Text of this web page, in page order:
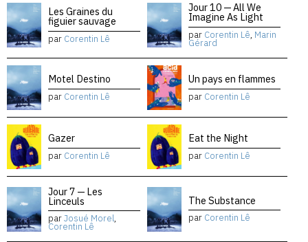
Les Graines du
figuier sauvage
par Corentin Lê
Jour 10 — All We
Imagine As Light
par Corentin Lê, Marin
Gérard
Motel Destino
par Corentin Lê
Un pays en flammes
par Corentin Lê
Gazer
par Corentin Lê
Eat the Night
par Corentin Lê
Jour 7 — Les
Linceuls
parJosué Morel,
Corentin Lê
The Substance
par Corentin Lê